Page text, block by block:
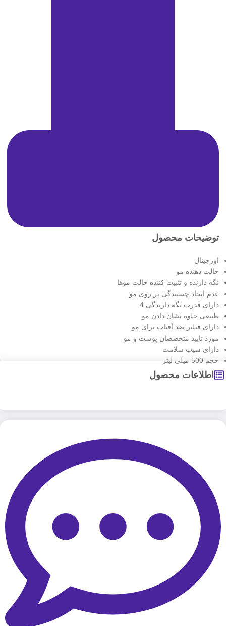
توضیحات محصول
اورجینال
حالت دهنده مو
نگه دارنده و تثبیت کننده حالت موها
عدم ایجاد چسبندگی بر روی مو
دارای قدرت نگه دارندگی 4
طبیعی جلوه نشان دادن مو
دارای فیلتر ضد آفتاب برای مو
مورد تایید متخصصان پوست و مو
دارای سیب سلامت
حجم 500 میلی لیتر
اطلاعات محصول